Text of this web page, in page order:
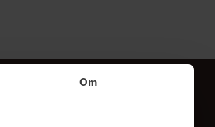
Om
Följ oss